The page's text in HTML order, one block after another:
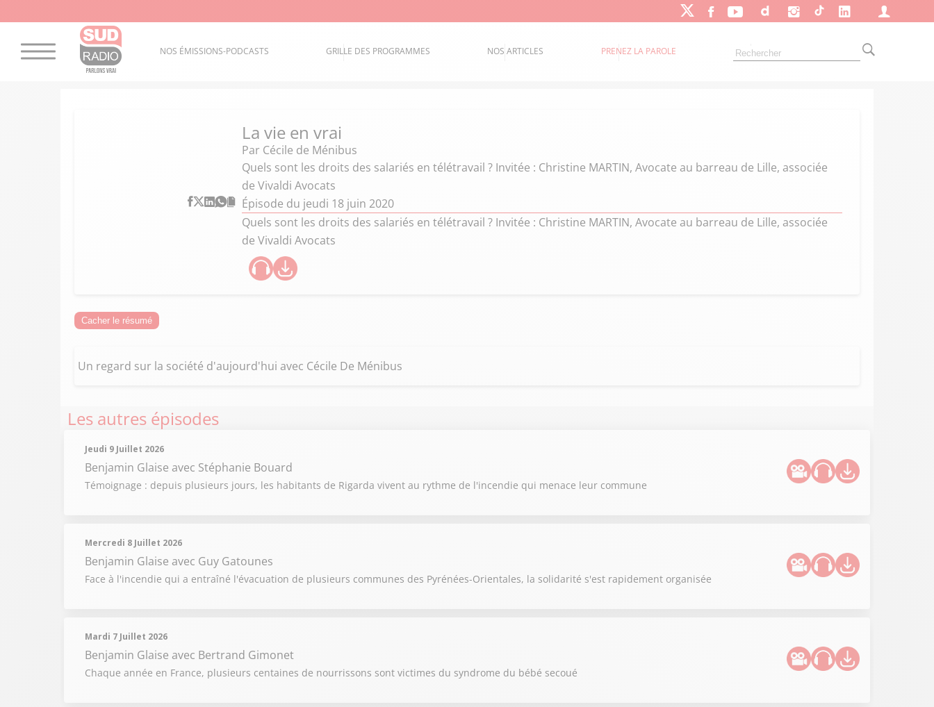
NOS ÉMISSIONS-PODCASTS GRILLE DES PROGRAMMES NOS ARTICLES PRENEZ LA PAROLE
La vie en vrai
Par Cécile de Ménibus
Quels sont les droits des salariés en télétravail ? Invitée : Christine MARTIN, Avocate au barreau de Lille, associée
de Vivaldi Avocats
Épisode du jeudi 18 juin 2020
Quels sont les droits des salariés en télétravail ? Invitée : Christine MARTIN, Avocate au barreau de Lille, associée
de Vivaldi Avocats
Cacher le résumé
Un regard sur la société d'aujourd'hui avec Cécile De Ménibus
Les autres épisodes
Jeudi 9 Juillet 2026
Benjamin Glaise avec Stéphanie Bouard
Témoignage : depuis plusieurs jours, les habitants de Rigarda vivent au rythme de l'incendie qui menace leur commune
Mercredi 8 Juillet 2026
Benjamin Glaise avec Guy Gatounes
Face à l'incendie qui a entraîné l'évacuation de plusieurs communes des Pyrénées-Orientales, la solidarité s'est rapidement organisée
Mardi 7 Juillet 2026
Benjamin Glaise avec Bertrand Gimonet
Chaque année en France, plusieurs centaines de nourrissons sont victimes du syndrome du bébé secoué